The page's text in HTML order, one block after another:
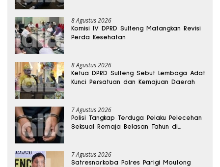
8 Agustus 2026
Komisi IV DPRD Sulteng Matangkan Revisi
Perda Kesehatan
8 Agustus 2026
Ketua DPRD Sulteng Sebut Lembaga Adat
Kunci Persatuan dan Kemajuan Daerah
7 Agustus 2026
Polisi Tangkap Terduga Pelaku Pelecehan
Seksual Remaja Belasan Tahun di
7 Agustus 2026
Satresnarkoba Polres Parigi Moutong